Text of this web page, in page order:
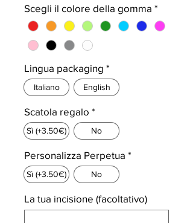
Scegli il colore della gomma *
Lingua packaging *
Italiano English
Scatola regalo *
Sì (+3.50€) No
Personalizza Perpetua *
Sì (+3.50€) No
La tua incisione (facoltativo)